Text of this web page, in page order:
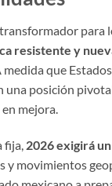
para
resistente y
que
una posición
mejora.
fija, 2026 exigirá
y movimientos